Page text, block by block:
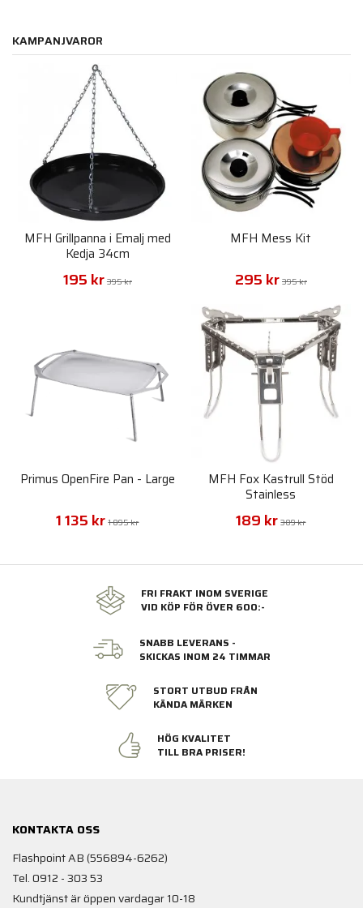
KAMPANJVAROR
MFH Grillpanna i Emalj med
Kedja 34cm
195 kr 395 kr
MFH Mess Kit
295 kr 395 kr
Primus OpenFire Pan - Large
1 135 kr 1 895 kr
MFH Fox Kastrull Stöd
Stainless
189 kr 389 kr
FRI FRAKT INOM SVERIGE
VID KÖP FÖR ÖVER 600:-
SNABB LEVERANS -
SKICKAS INOM 24 TIMMAR
STORT UTBUD FRÅN
KÄNDA MÄRKEN
HÖG KVALITET
TILL BRA PRISER!
KONTAKTA OSS
Flashpoint AB (556894-6262)
Tel. 0912 - 303 53
Kundtjänst är öppen vardagar 10-18